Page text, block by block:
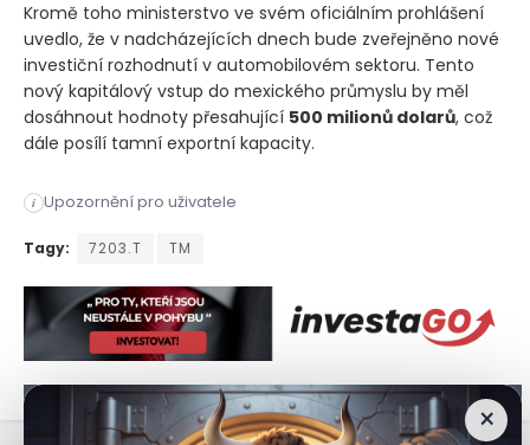
Kromě toho ministerstvo ve svém oficiálním prohlášení
uvedlo, že v nadcházejících dnech bude zveřejněno nové
investiční rozhodnutí v automobilovém sektoru. Tento
nový kapitálový vstup do mexického průmyslu by měl
dosáhnout hodnoty přesahující 500 milionů dolarů, což
dále posílí tamní exportní kapacity.
i Upozornění pro uživatele
Mexické ministerstvo hospodářství oznámilo, že plánovaný
Tagy: 7203.T TM
×